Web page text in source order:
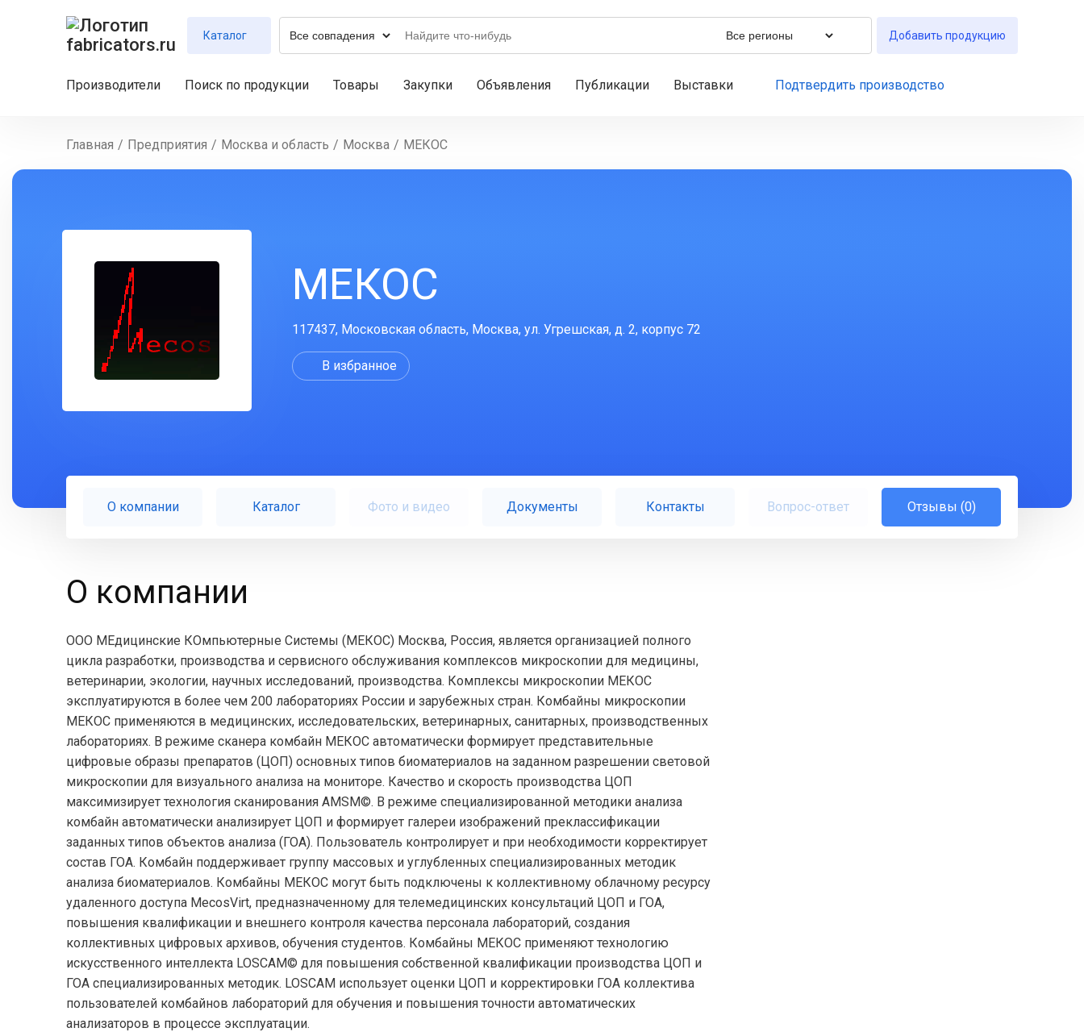
Каталог Добавить продукцию
Производители Поиск по продукции Товары Закупки Объявления Публикации Выставки Подтвердить производство
Главная / Предприятия / Москва и область / Москва / МЕКОС
МЕКОС
117437, Московская область, Москва, ул. Угрешская, д. 2, корпус 72
В избранное
О компании Каталог Фото и видео Документы Контакты Вопрос-ответ Отзывы (0)
О компании
ООО МЕдицинские КОмпьютерные Системы (МЕКОС) Москва, Россия, является организацией полного
цикла разработки, производства и сервисного обслуживания комплексов микроскопии для медицины,
ветеринарии, экологии, научных исследований, производства. Комплексы микроскопии МЕКОС
эксплуатируются в более чем 200 лабораториях России и зарубежных стран. Комбайны микроскопии
МЕКОС применяются в медицинских, исследовательских, ветеринарных, санитарных, производственных
лабораториях. В режиме сканера комбайн МЕКОС автоматически формирует представительные
цифровые образы препаратов (ЦОП) основных типов биоматериалов на заданном разрешении световой
микроскопии для визуального анализа на мониторе. Качество и скорость производства ЦОП
максимизирует технология сканирования AMSM©. В режиме специализированной методики анализа
комбайн автоматически анализирует ЦОП и формирует галереи изображений преклассификации
заданных типов объектов анализа (ГОА). Пользователь контролирует и при необходимости корректирует
состав ГОА. Комбайн поддерживает группу массовых и углубленных специализированных методик
анализа биоматериалов. Комбайны МЕКОС могут быть подключены к коллективному облачному ресурсу
удаленного доступа MecosVirt, предназначенному для телемедицинских консультаций ЦОП и ГОА,
повышения квалификации и внешнего контроля качества персонала лабораторий, создания
коллективных цифровых архивов, обучения студентов. Комбайны МЕКОС применяют технологию
искусственного интеллекта LOSCAM© для повышения собственной квалификации производства ЦОП и
ГОА специализированных методик. LOSCAM использует оценки ЦОП и корректировки ГОА коллектива
пользователей комбайнов лабораторий для обучения и повышения точности автоматических
анализаторов в процессе эксплуатации.